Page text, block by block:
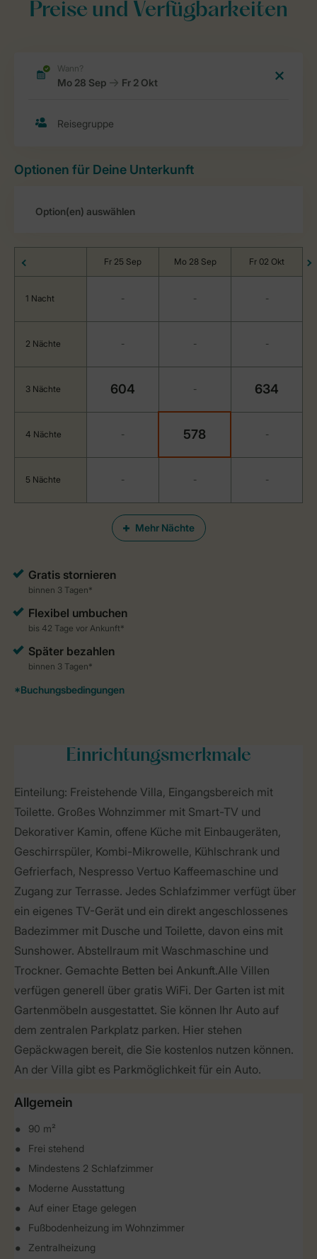
Preise und Verfügbarkeiten
Optionen für Deine Unterkunft
Mehr Nächte
Fr 25 Sep Mo 28 Sep Fr 02 Okt
1 Nacht - - -
2 Nächte - - -
3 Nächte 604 - 634
4 Nächte - 578 -
5 Nächte - - -
Einrichtungsmerkmale
Einteilung: Freistehende Villa, Eingangsbereich mit
Toilette. Großes Wohnzimmer mit Smart-TV und
Dekorativer Kamin, offene Küche mit Einbaugeräten,
Geschirrspüler, Kombi-Mikrowelle, Kühlschrank und
Gefrierfach, Nespresso Vertuo Kaffeemaschine und
Zugang zur Terrasse. Jedes Schlafzimmer verfügt über
ein eigenes TV-Gerät und ein direkt angeschlossenes
Badezimmer mit Dusche und Toilette, davon eins mit
Sunshower. Abstellraum mit Waschmaschine und
Trockner. Gemachte Betten bei Ankunft.Alle Villen
verfügen generell über gratis WiFi. Der Garten ist mit
Gartenmöbeln ausgestattet. Sie können Ihr Auto auf
dem zentralen Parkplatz parken. Hier stehen
Gepäckwagen bereit, die Sie kostenlos nutzen können.
An der Villa gibt es Parkmöglichkeit für ein Auto.
Allgemein
90 m²
Frei stehend
Mindestens 2 Schlafzimmer
Moderne Ausstattung
Auf einer Etage gelegen
Fußbodenheizung im Wohnzimmer
Zentralheizung